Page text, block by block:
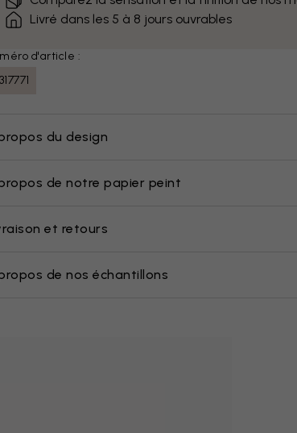
Livré dans les 5 à 8 jours ouvrables
d'article :
du design
de notre papier peint
et retours
de nos échantillons